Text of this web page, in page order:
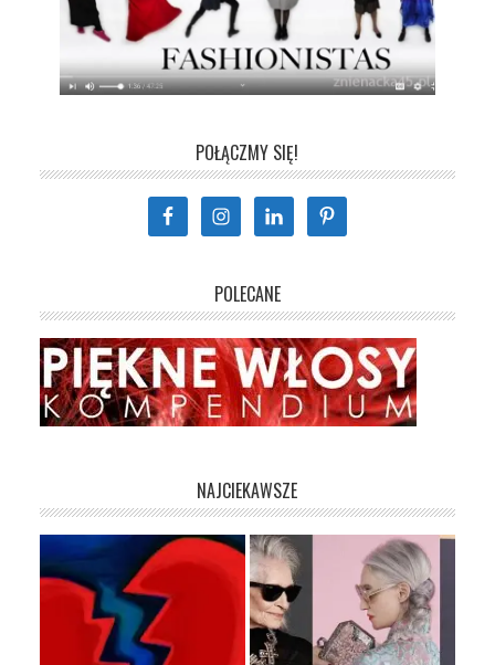
POŁĄCZMY SIĘ!
POLECANE
NAJCIEKAWSZE